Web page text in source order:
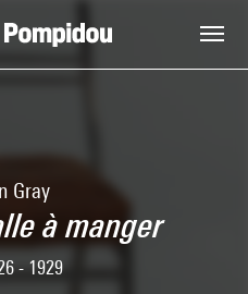
Gray
à manger
- 1929